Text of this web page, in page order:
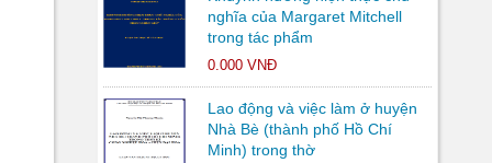
nghĩa của Margaret Mitchell
trong tác phẩm
0.000 VNĐ
Lao động và việc làm ở huyện
Nhà Bè (thành phố Hồ Chí
Minh) trong thờ